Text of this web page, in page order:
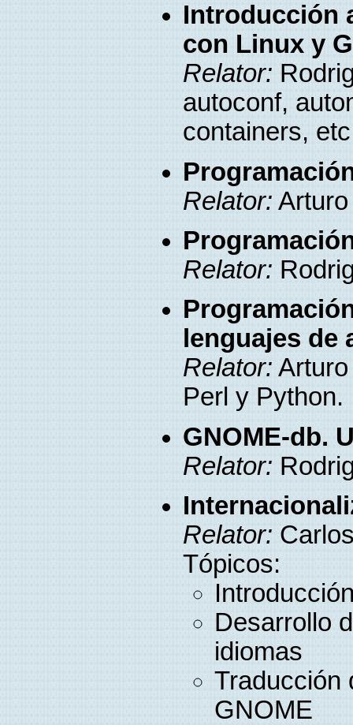
Introducción
con Linux y
Relator:
autoconf,
containers,
Relator:
Relator:
lenguajes de
Relator:
Perl y Python.
GNOME-db.
Relator:
Relator:
Tópicos:
Desarrollo
idiomas
Traducción
GNOME